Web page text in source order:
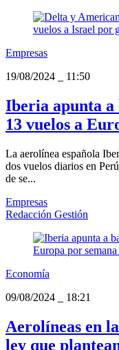
Empresas
19/08/2024
11:50
Iberia apunta
13 vuelos a
La aerolínea española
dos vuelos diarios en
de se...
Empresas
Redacción Gestión
Economía
09/08/2024
18:21
Aerolíneas en
ley que